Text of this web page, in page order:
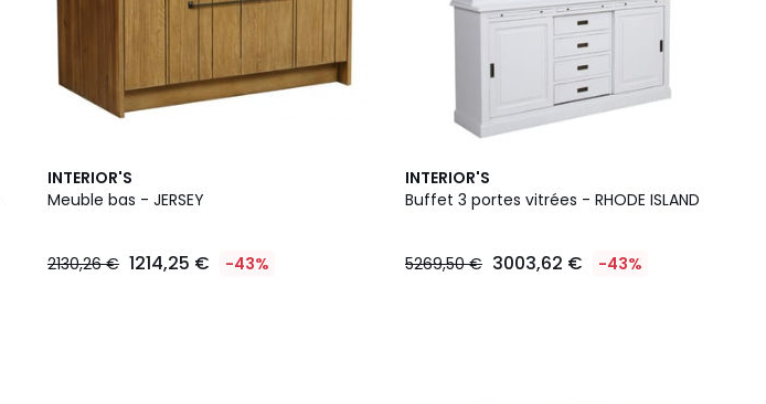
INTERIOR'S
Meuble bas - JERSEY
2130,26 € 1214,25 € -43%
INTERIOR'S
Buffet 3 portes vitrées - RHODE ISLAND
5269,50 € 3003,62 € -43%